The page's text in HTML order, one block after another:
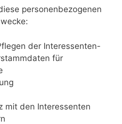
personenbezogenen
der Interessenten-
für
mit den Interessenten